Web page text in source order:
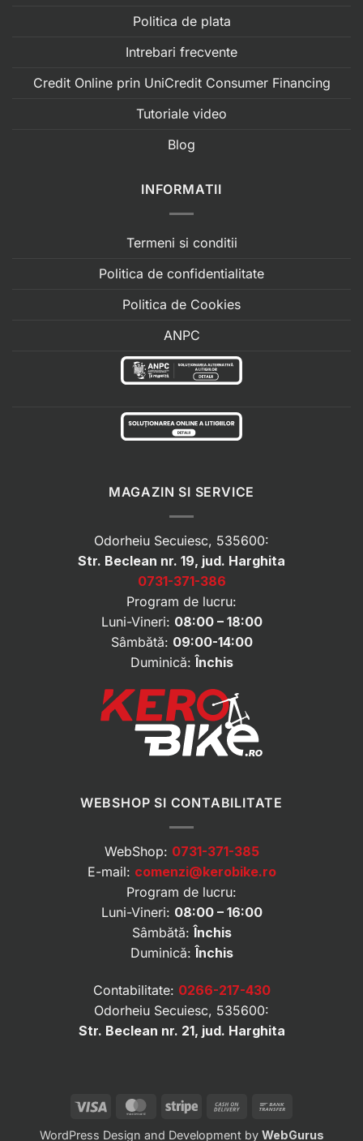
Politica de plata
Intrebari frecvente
Credit Online prin UniCredit Consumer Financing
Tutoriale video
Blog
INFORMATII
Termeni si conditii
Politica de confidentialitate
Politica de Cookies
ANPC
MAGAZIN SI SERVICE
Odorheiu Secuiesc, 535600:
Str. Beclean nr. 19, jud. Harghita
0731-371-386
Program de lucru:
Luni-Vineri: 08:00 – 18:00
Sâmbătă: 09:00-14:00
Duminică:Închis
WEBSHOP SI CONTABILITATE
WebShop: 0731-371-385
E-mail: comenzi@kerobike.ro
Program de lucru:
Luni-Vineri: 08:00 – 16:00
Sâmbătă: Închis
Duminică: Închis
Contabilitate: 0266-217-430
Odorheiu Secuiesc, 535600:
Str. Beclean nr. 21, jud. Harghita
Visa MasterCard
Stripe
Cash
WordPress Design and Development by WebGurus